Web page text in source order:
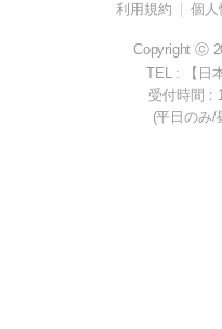
利用規約 個人
Copyright ⓒ
TEL : 【日
受付時間：
(平日のみ/